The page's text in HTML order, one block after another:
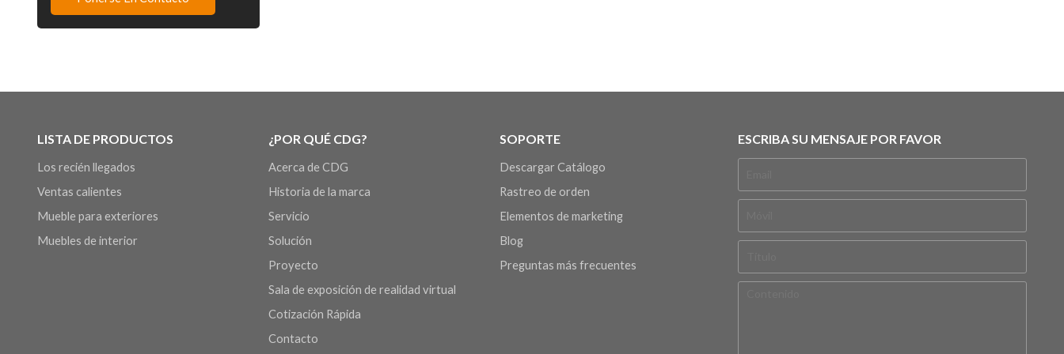
LISTA DE PRODUCTOS
Los recién llegados
Ventas calientes
Mueble para exteriores
Muebles de interior
¿POR QUÉ CDG?
Acerca de CDG
Historia de la marca
Servicio
Solución
Proyecto
Sala de exposición de realidad virtual
Cotización Rápida
Contacto
SOPORTE
Descargar Catálogo
Rastreo de orden
Elementos de marketing
Blog
Preguntas más frecuentes
ESCRIBA SU MENSAJE POR FAVOR